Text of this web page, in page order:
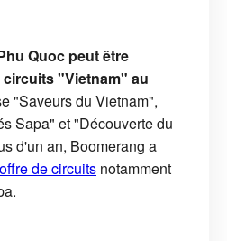
Quoc peut être
"Vietnam" au
"Saveurs du Vietnam",
Sapa" et "Découverte du
d'un an, Boomerang a
de circuits notamment